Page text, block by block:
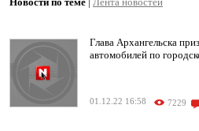
Глава Архангельска
автомобилей по
01.12.22 16:58 7229